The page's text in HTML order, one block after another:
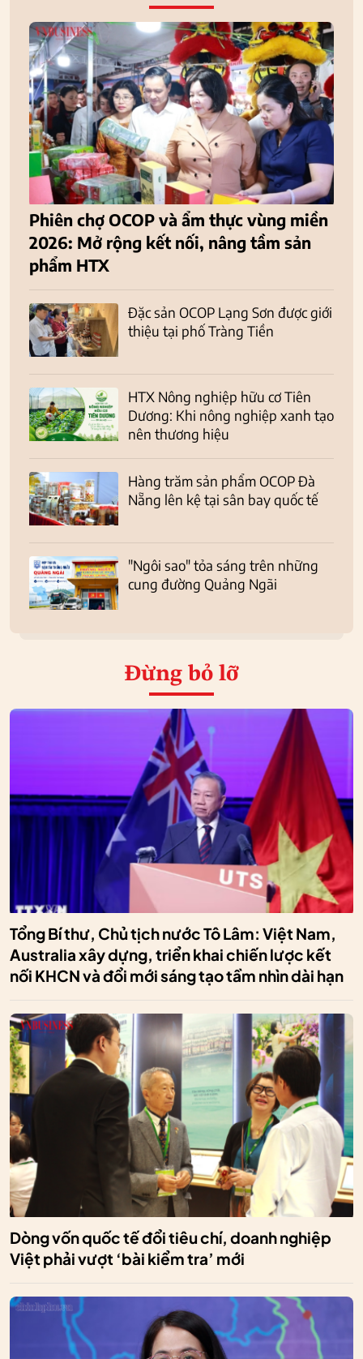
Phiên chợ OCOP và ẩm thực vùng miền
2026: Mở rộng kết nối, nâng tầm sản
phẩm HTX
Đặc sản OCOP Lạng Sơn được giới
thiệu tại phố Tràng Tiền
HTX Nông nghiệp hữu cơ Tiên
Dương: Khi nông nghiệp xanh tạo
nên thương hiệu
Hàng trăm sản phẩm OCOP Đà
Nẵng lên kệ tại sân bay quốc tế
"Ngôi sao" tỏa sáng trên những
cung đường Quảng Ngãi
Đừng bỏ lỡ
Tổng Bí thư, Chủ tịch nước Tô Lâm: Việt Nam,
Australia xây dựng, triển khai chiến lược kết
nối KHCN và đổi mới sáng tạo tầm nhìn dài hạn
Dòng vốn quốc tế đổi tiêu chí, doanh nghiệp
Việt phải vượt ‘bài kiểm tra’ mới